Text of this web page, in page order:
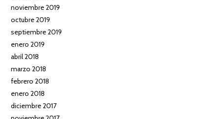
noviembre 2019
octubre 2019
septiembre 2019
enero 2019
abril 2018
marzo 2018
febrero 2018
enero 2018
diciembre 2017